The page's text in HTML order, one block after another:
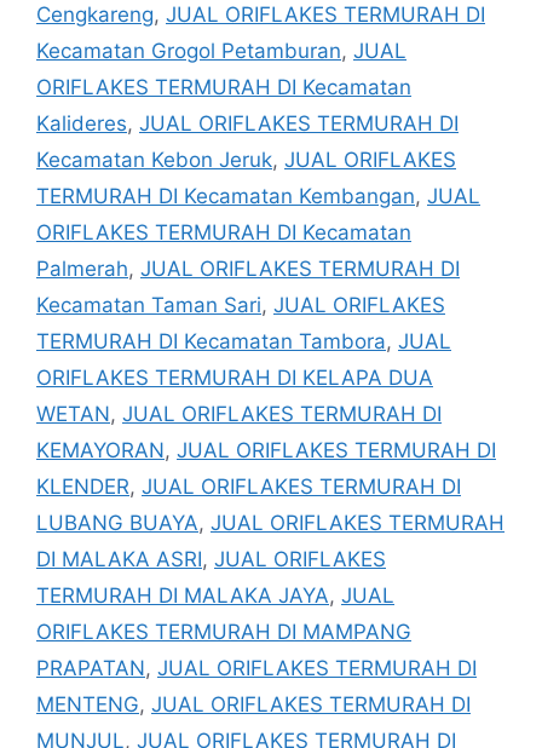
Cengkareng, JUAL ORIFLAKES TERMURAH DI
Kecamatan Grogol Petamburan, JUAL
ORIFLAKES TERMURAH DI Kecamatan
Kalideres, JUAL ORIFLAKES TERMURAH DI
Kecamatan Kebon Jeruk, JUAL ORIFLAKES
TERMURAH DI Kecamatan Kembangan, JUAL
ORIFLAKES TERMURAH DI Kecamatan
Palmerah, JUAL ORIFLAKES TERMURAH DI
Kecamatan Taman Sari, JUAL ORIFLAKES
TERMURAH DI Kecamatan Tambora, JUAL
ORIFLAKES TERMURAH DI KELAPA DUA
WETAN, JUAL ORIFLAKES TERMURAH DI
KEMAYORAN, JUAL ORIFLAKES TERMURAH DI
KLENDER, JUAL ORIFLAKES TERMURAH DI
LUBANG BUAYA, JUAL ORIFLAKES TERMURAH
DI MALAKA ASRI, JUAL ORIFLAKES
TERMURAH DI MALAKA JAYA, JUAL
ORIFLAKES TERMURAH DI MAMPANG
PRAPATAN, JUAL ORIFLAKES TERMURAH DI
MENTENG, JUAL ORIFLAKES TERMURAH DI
MUNJUL, JUAL ORIFLAKES TERMURAH DI